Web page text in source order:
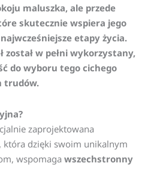
maluszka, ale przede
skutecznie wspiera jego
etapy życia.
został w pełni wykorzystany,
do wyboru tego cichego
trudów.
zaprojektowana
, która dzięki swoim unikalnym
wspomaga wszechstronny